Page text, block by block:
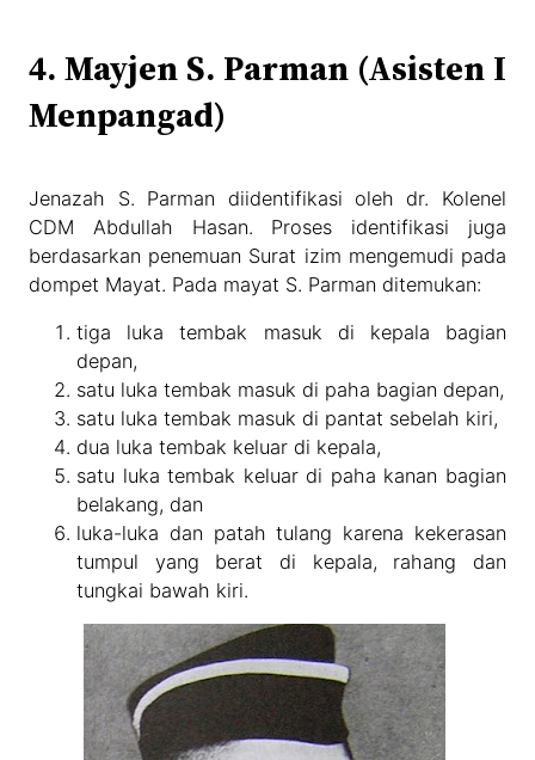
4. Mayjen S. Parman (Asisten I
Menpangad)
Jenazah S. Parman diidentifikasi oleh dr. Kolenel
CDM Abdullah Hasan. Proses identifikasi juga
berdasarkan penemuan Surat izim mengemudi pada
dompet Mayat. Pada mayat S. Parman ditemukan:
tiga luka tembak masuk di kepala bagian
depan,
satu luka tembak masuk di paha bagian depan,
satu luka tembak masuk di pantat sebelah kiri,
dua luka tembak keluar di kepala,
satu luka tembak keluar di paha kanan bagian
belakang, dan
luka-luka dan patah tulang karena kekerasan
tumpul yang berat di kepala, rahang dan
tungkai bawah kiri.